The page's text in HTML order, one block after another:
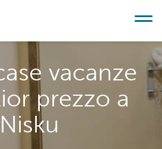
vacanze
prezzo a
Nisku